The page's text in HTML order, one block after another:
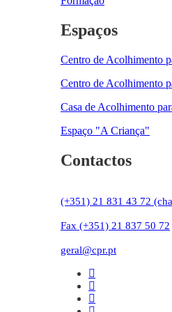
Espaços
Centro de Acolhimento
Centro de Acolhimento
Casa de Acolhimento
Espaço "A Criança"
Contactos
(+351) 21 831 43 72
Fax (+351) 21 837 50 72
geral@cpr.pt